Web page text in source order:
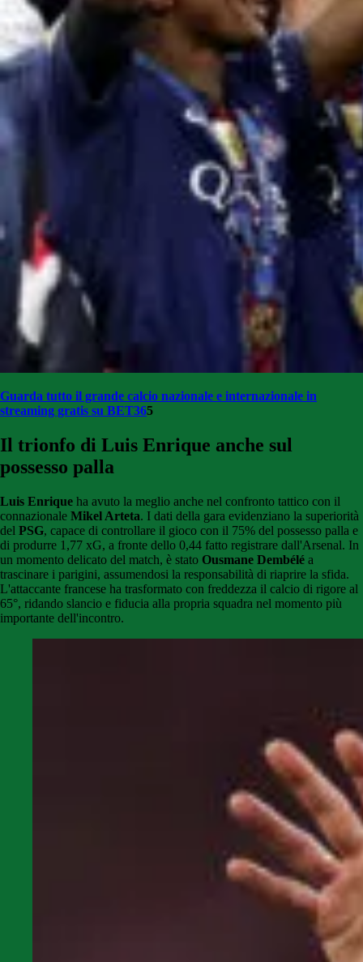
Guarda tutto il grande calcio nazionale e internazionale in
streaming gratis su BET365
Il trionfo di Luis Enrique anche sul
possesso palla
Luis Enrique ha avuto la meglio anche nel confronto tattico con il
connazionale Mikel Arteta. I dati della gara evidenziano la superiorità
del PSG, capace di controllare il gioco con il 75% del possesso palla e
di produrre 1,77 xG, a fronte dello 0,44 fatto registrare dall'Arsenal. In
un momento delicato del match, è stato Ousmane Dembélé a
trascinare i parigini, assumendosi la responsabilità di riaprire la sfida.
L'attaccante francese ha trasformato con freddezza il calcio di rigore al
65°, ridando slancio e fiducia alla propria squadra nel momento più
importante dell'incontro.